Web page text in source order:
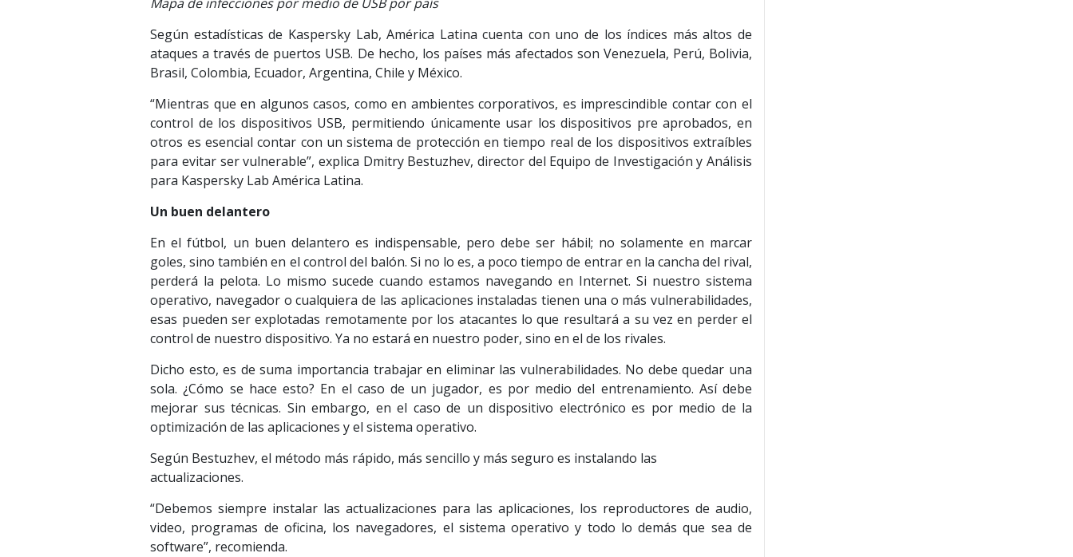
Según estadísticas de Kaspersky Lab, América Latina cuenta con uno de los índices más altos de
ataques a través de puertos USB. De hecho, los países más afectados son Venezuela, Perú, Bolivia,
Brasil, Colombia, Ecuador, Argentina, Chile y México.
“Mientras que en algunos casos, como en ambientes corporativos, es imprescindible contar con el
control de los dispositivos USB, permitiendo únicamente usar los dispositivos pre aprobados, en
otros es esencial contar con un sistema de protección en tiempo real de los dispositivos extraíbles
para evitar ser vulnerable”, explica Dmitry Bestuzhev, director del Equipo de Investigación y Análisis
para Kaspersky Lab América Latina.
Un buen delantero
En el fútbol, un buen delantero es indispensable, pero debe ser hábil; no solamente en marcar
goles, sino también en el control del balón. Si no lo es, a poco tiempo de entrar en la cancha del rival,
perderá la pelota. Lo mismo sucede cuando estamos navegando en Internet. Si nuestro sistema
operativo, navegador o cualquiera de las aplicaciones instaladas tienen una o más vulnerabilidades,
esas pueden ser explotadas remotamente por los atacantes lo que resultará a su vez en perder el
control de nuestro dispositivo. Ya no estará en nuestro poder, sino en el de los rivales.
Dicho esto, es de suma importancia trabajar en eliminar las vulnerabilidades. No debe quedar una
sola. ¿Cómo se hace esto? En el caso de un jugador, es por medio del entrenamiento. Así debe
mejorar sus técnicas. Sin embargo, en el caso de un dispositivo electrónico es por medio de la
optimización de las aplicaciones y el sistema operativo.
Según Bestuzhev, el método más rápido, más sencillo y más seguro es instalando las
actualizaciones.
“Debemos siempre instalar las actualizaciones para las aplicaciones, los reproductores de audio,
video, programas de oficina, los navegadores, el sistema operativo y todo lo demás que sea de
software”, recomienda.